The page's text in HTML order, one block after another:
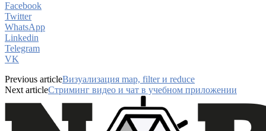
Facebook
Twitter
WhatsApp
Linkedin
Telegram
VK
Previous articleВизуализация map, filter и reduce
Next articleСтриминг видео и чат в учебном приложении